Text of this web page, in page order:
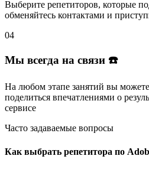
Выберите репетиторов, которые
обменяйтесь контактами и
04
Мы всегда на связи ☎️
На любом этапе занятий вы
поделиться впечатлениями о
сервисе
Часто задаваемые вопросы
Как выбрать репетитора по